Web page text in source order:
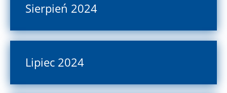
Sierpień 2024
Lipiec 2024